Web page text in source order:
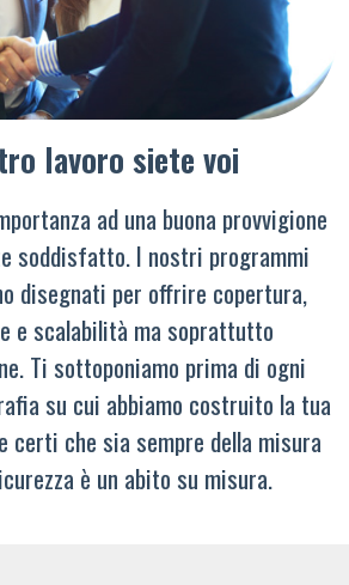
lavoro siete voi
ad una buona provvigione
soddisfatto. I nostri programmi
disegnati per offrire copertura,
e scalabilità ma soprattutto
Ti sottoponiamo prima di ogni
su cui abbiamo costruito la tua
certi che sia sempre della misura
è un abito su misura.